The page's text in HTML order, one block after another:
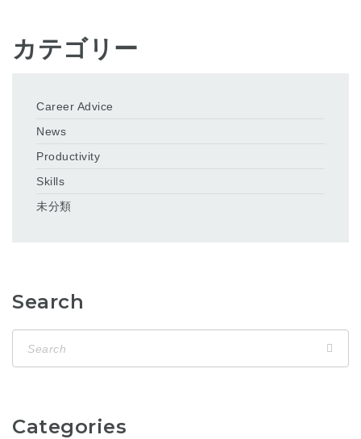
カテゴリー
Career Advice
News
Productivity
Skills
未分類
Search
Categories